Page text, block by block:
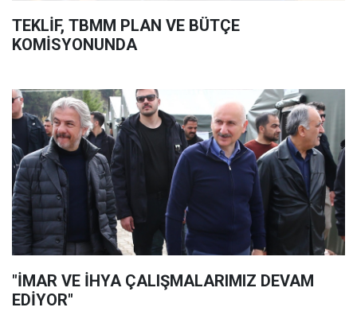
TEKLİF, TBMM PLAN VE BÜTÇE
KOMİSYONUNDA
"İMAR VE İHYA ÇALIŞMALARIMIZ DEVAM
EDİYOR"